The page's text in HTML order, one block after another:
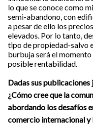
lo que se conoce como
semi-abandono, con
a pesar de ello los
elevados. Por lo tanto,
tipo de propiedad-salvo
burbuja será el
posible rentabilidad.
Dadas sus
¿Cómo cree que la
abordando los desafíos
comercio internacional y